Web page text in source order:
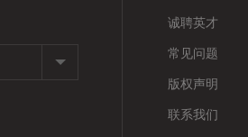
诚聘英才
常见问题
版权声明
联系我们